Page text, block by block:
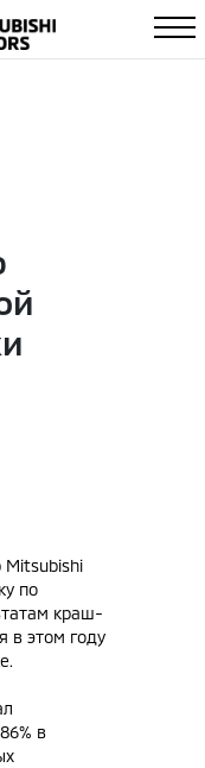
Mitsubishi
по
краш-
в этом году
в